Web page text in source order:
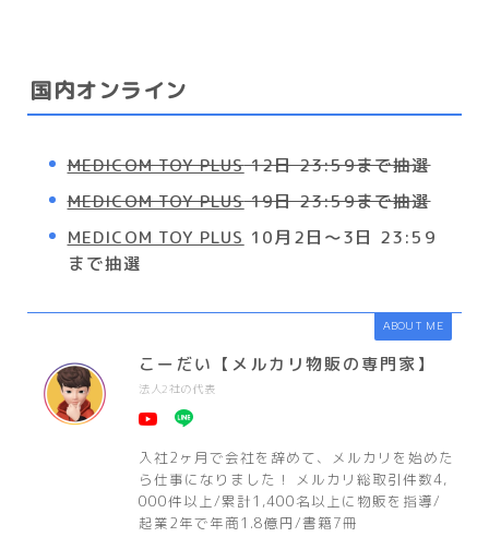
国内オンライン
MEDICOM TOY PLUS12日 23:59まで抽選
MEDICOM TOY PLUS19日 23:59まで抽選
MEDICOM TOY PLUS 10月2日〜3日 23:59
まで抽選
ABOUT ME
こーだい【メルカリ物販の専門家】
法人2社の代表
入社2ヶ月で会社を辞めて、メルカリを始めた
ら仕事になりました！ メルカリ総取引件数4,
000件以上/累計1,400名以上に物販を指導/
起業2年で年商1.8億円/書籍7冊